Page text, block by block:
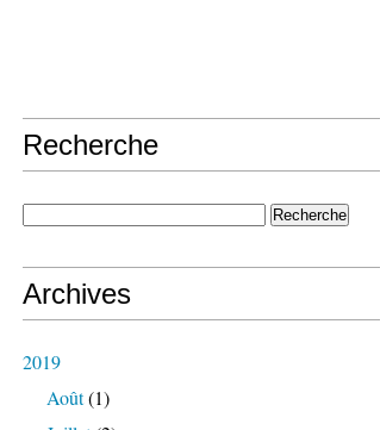
Recherche
Archives
2019
Août(1)